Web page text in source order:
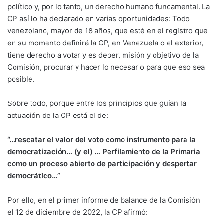
político y, por lo tanto, un derecho humano fundamental. La
CP así lo ha declarado en varias oportunidades: Todo
venezolano, mayor de 18 años, que esté en el registro que
en su momento definirá la CP, en Venezuela o el exterior,
tiene derecho a votar y es deber, misión y objetivo de la
Comisión, procurar y hacer lo necesario para que eso sea
posible.
Sobre todo, porque entre los principios que guían la
actuación de la CP está el de:
“…rescatar el valor del voto como instrumento para la
democratización… (y el) … Perfilamiento de la Primaria
como un proceso abierto de participación y despertar
democrático…”
Por ello, en el primer informe de balance de la Comisión,
el 12 de diciembre de 2022, la CP afirmó: